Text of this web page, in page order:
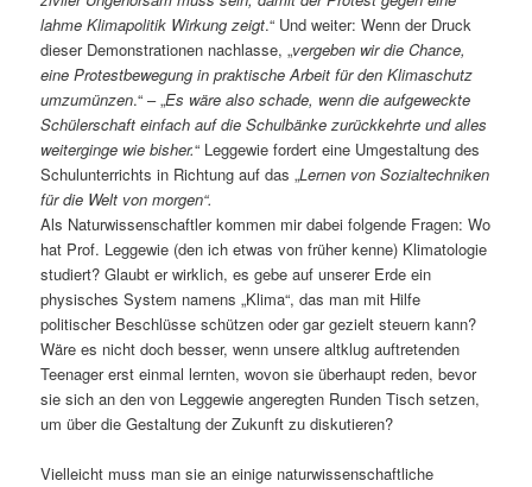
lahme Klimapolitik Wirkung zeigt.“ Und weiter: Wenn der Druck
dieser Demonstrationen nachlasse, „vergeben wir die Chance,
eine Protestbewegung in praktische Arbeit für den Klimaschutz
umzumünzen.“ – „Es wäre also schade, wenn die aufgeweckte
Schülerschaft einfach auf die Schulbänke zurückkehrte und alles
weiterginge wie bisher.“ Leggewie fordert eine Umgestaltung des
Schulunterrichts in Richtung auf das „Lernen von Sozialtechniken
für die Welt von morgen“.
Als Naturwissenschaftler kommen mir dabei folgende Fragen: Wo
hat Prof. Leggewie (den ich etwas von früher kenne) Klimatologie
studiert? Glaubt er wirklich, es gebe auf unserer Erde ein
physisches System namens „Klima“, das man mit Hilfe
politischer Beschlüsse schützen oder gar gezielt steuern kann?
Wäre es nicht doch besser, wenn unsere altklug auftretenden
Teenager erst einmal lernten, wovon sie überhaupt reden, bevor
sie sich an den von Leggewie angeregten Runden Tisch setzen,
um über die Gestaltung der Zukunft zu diskutieren?
Vielleicht muss man sie an einige naturwissenschaftliche